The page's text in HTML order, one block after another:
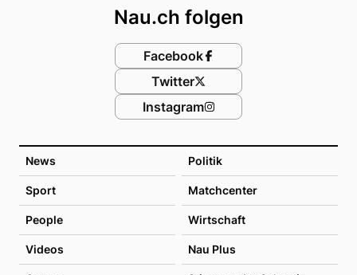
News Politik
Sport Matchcenter
People Wirtschaft
Videos Nau Plus
Nau.ch folgen
Facebook
Twitter
Instagram